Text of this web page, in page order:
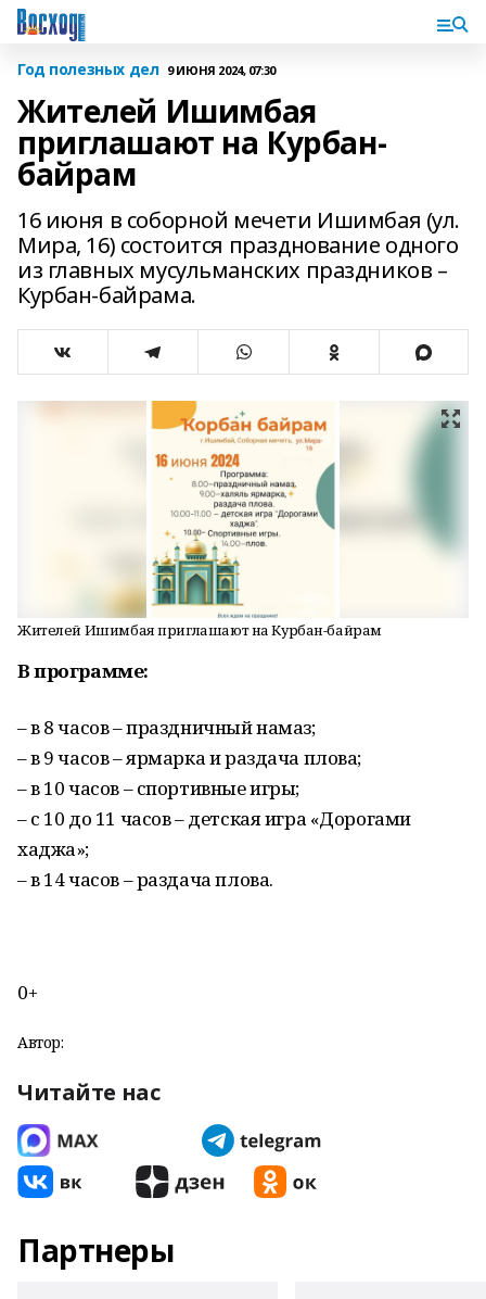
Год полезных дел 9 ИЮНЯ 2024, 07:30
Жителей Ишимбая
приглашают на Курбан-
байрам
16 июня в соборной мечети Ишимбая (ул.
Мира, 16) состоится празднование одного
из главных мусульманских праздников –
Курбан-байрама.
Жителей Ишимбая приглашают на Курбан-байрам
В программе:
– в 8 часов – праздничный намаз;
– в 9 часов – ярмарка и раздача плова;
– в 10 часов – спортивные игры;
– с 10 до 11 часов – детская игра «Дорогами
хаджа»;
– в 14 часов – раздача плова.
0+
Автор:
Читайте нас
Партнеры